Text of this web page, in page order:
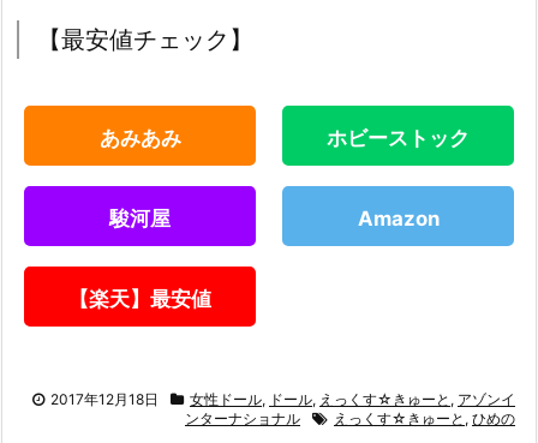
【最安値チェック】
あみあみ ホビーストック
駿河屋 Amazon
【楽天】最安値
2017年12月18日 女性ドール, ドール, えっくす☆きゅーと , アゾンイ
ンターナショナル
えっくす☆きゅーと , ひめの